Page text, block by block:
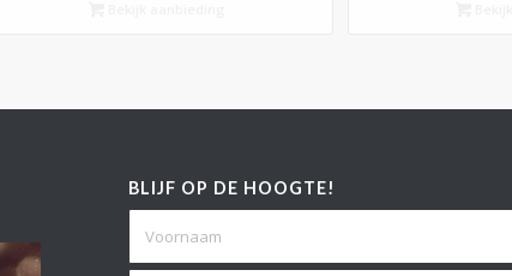
BLIJF OP DE HOOGTE!